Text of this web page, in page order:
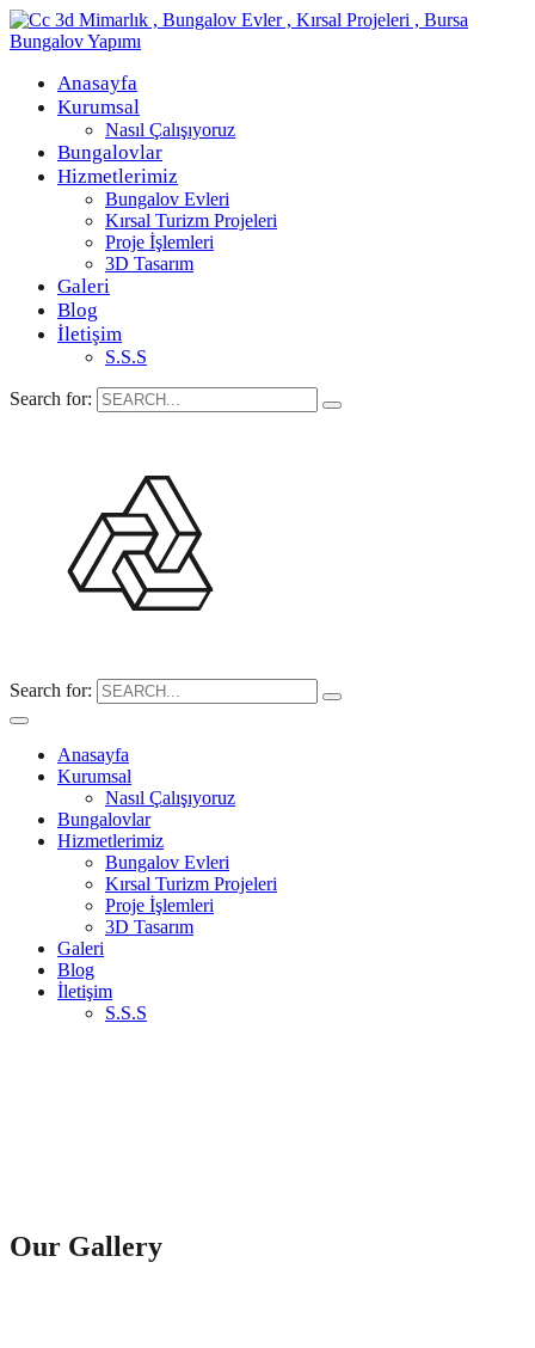
Anasayfa
Kurumsal
Nasıl Çalışıyoruz
Bungalovlar
Hizmetlerimiz
Bungalov Evleri
Kırsal Turizm Projeleri
Proje İşlemleri
3D Tasarım
Galeri
Blog
İletişim
S.S.S
Search for:
Search for:
Anasayfa
Kurumsal
Nasıl Çalışıyoruz
Bungalovlar
Hizmetlerimiz
Bungalov Evleri
Kırsal Turizm Projeleri
Proje İşlemleri
3D Tasarım
Galeri
Blog
İletişim
S.S.S
Our Gallery